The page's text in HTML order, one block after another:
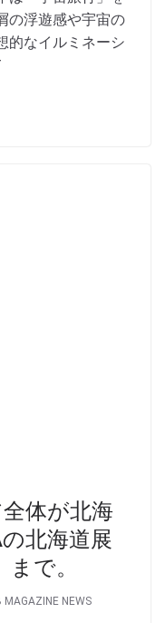
の浮遊感や宇宙の
的なイルミネーシ
体が北海
北海道展
で。
MAGAZINE NEWS